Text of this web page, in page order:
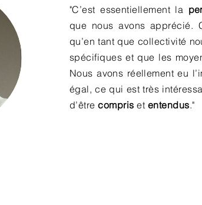
"C’est essentiellement la
que nous avons apprécié.
qu’en tant que collectivité
spécifiques et que les
Nous avons réellement eu
égal, ce qui est très
d’êtrecompris et entendus."